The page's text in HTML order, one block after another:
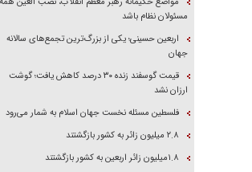
مسئولان نظام باشد
اربعین حسینی؛ یکی از بزرگ‌ترین تجمع‌های سالانه
جهان
قیمت گوسفند زنده ۳۰ درصد کاهش یافت؛ گوشت
ارزان نشد
فلسطین مسئله نخست جهان اسلام به شمار می‌رود
۲.۸ میلیون زائر به کشور بازگشتند
۱.۸میلیون زائر اربعین به کشور بازگشتند